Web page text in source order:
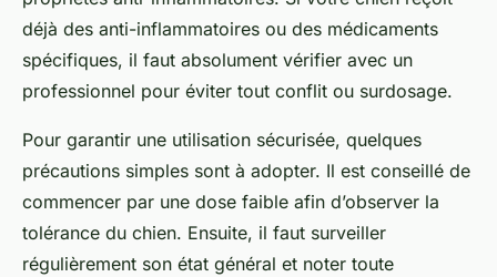
déjà des anti-inflammatoires ou des médicaments
spécifiques, il faut absolument vérifier avec un
professionnel pour éviter tout conflit ou surdosage.
Pour garantir une utilisation sécurisée, quelques
précautions simples sont à adopter. Il est conseillé de
commencer par une dose faible afin d’observer la
tolérance du chien. Ensuite, il faut surveiller
régulièrement son état général et noter toute